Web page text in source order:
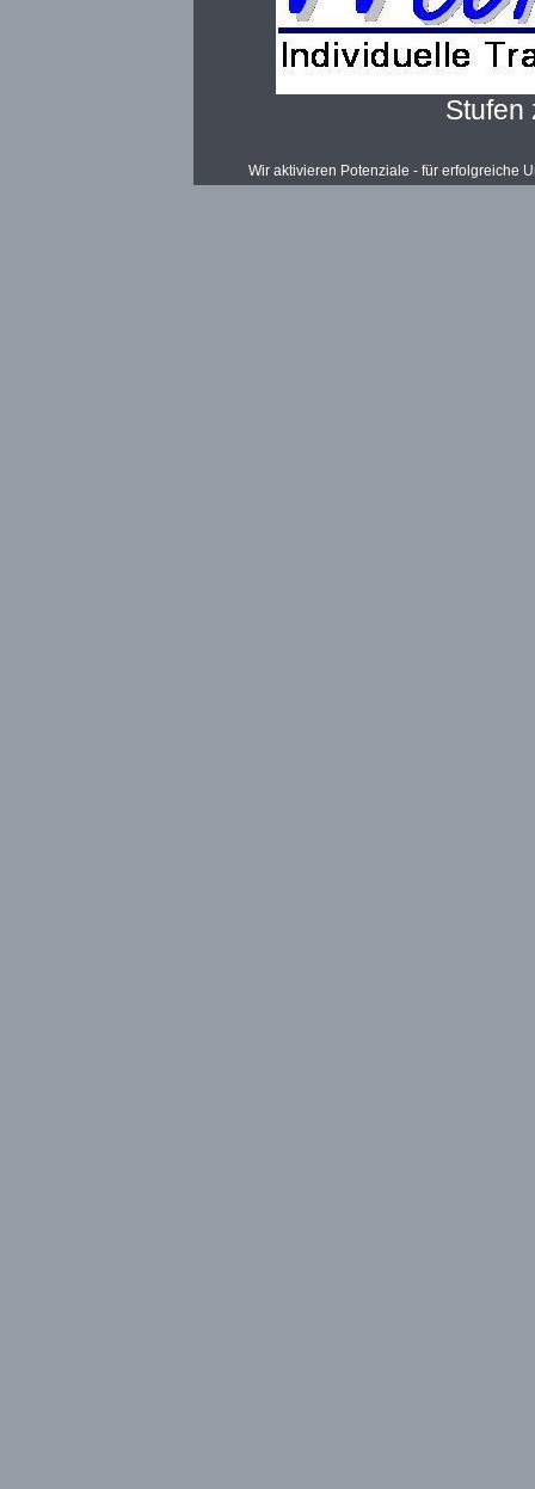
Stufen
Wir aktivieren Potenziale - für erfolgreiche